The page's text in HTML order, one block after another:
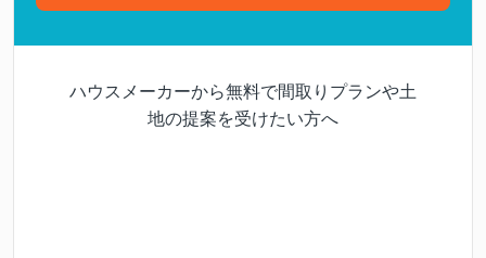
ハウスメーカーから無料で間取りプランや土
地の提案を受けたい方へ